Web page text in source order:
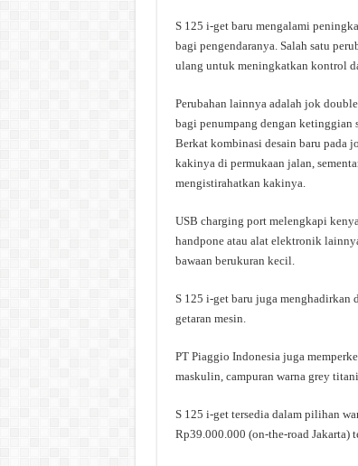
S 125 i-get baru mengalami
bagi pengendaranya. Salah satu
ulang untuk meningkatkan kontrol
Perubahan lainnya adalah jok
bagi penumpang dengan ketinggian
Berkat kombinasi desain baru pada
kakinya di permukaan jalan,
mengistirahatkan kakinya.
USB charging port melengkapi
handpone atau alat elektronik
bawaan berukuran kecil.
S 125 i-get baru juga menghadirkan
getaran mesin.
PT Piaggio Indonesia juga
maskulin, campuran warna grey
S 125 i-get tersedia dalam pilihan
Rp39.000.000 (on-the-road Jakarta)